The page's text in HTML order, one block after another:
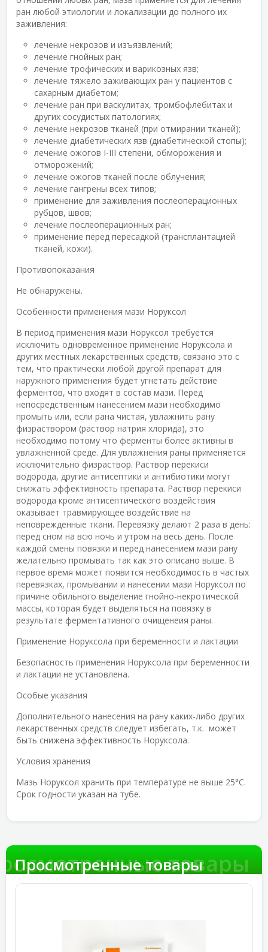
ран любой этиологии и локализации до полного их
заживления:
лечение некрозов и изъязвлений;
лечение гнойных ран;
лечение трофических и варикозных язв;
лечение тяжело заживающих ран у пациентов с
сахарным диабетом;
лечение ран при васкулитах, тромбофлебитах и
других сосудистых патологиях;
лечение некрозов тканей (при отмирании тканей);
лечение диабетических язв (диабетической стопы);
лечение ожогов І-ІІІ степени, обморожения и
отморожений;
лечение ожогов тканей после облучения;
лечение гангрены всех типов;
применение для заживления послеоперационных
рубцов, швов;
лечение послеоперационных ран;
применение перед пересадкой (трансплантацией
тканей, кожи).
Противопоказания
Не обнаружены.
Особенности применения мази Норуксол
В период применения мази Норуксол требуется
исключить одновременное применение Норуксола и
других местных лекарственных средств, связано это с
тем, что практически любой другой препарат для
наружного применения будет угнетать действие
ферментов, что входят в состав мази. Перед
непосредственным нанесением мази необходимо
промыть или, если рана чистая, увлажнить рану
физраствором (раствор натрия хлорида), это
необходимо потому что ферменты более активны в
увлажненной среде. Для увлажнения раны применяется
исключительно физраствор. Раствор перекиси
водорода, другие антисептики и антибиотики могут
снижать эффективность препарата. Раствор перекиси
водорода кроме антисептического воздействия
оказывает травмирующее воздействие на
неповрежденные ткани. Перевязку делают 2 раза в день:
перед сном на всю ночь и утром на весь день. После
каждой смены повязки и перед нанесением мази рану
желательно промывать так как это описано выше. В
первое время может появится необходимость в частых
перевязках, промывании и нанесении мази Норуксол по
причине обильного выделение гнойно-некротической
массы, которая будет выделяться на повязку в
результате ферментативного очищенеия раны.
Применение Норуксола при беременности и лактации
Безопасность применения Норуксола при беременности
и лактации не установлена.
Особые указания
Дополнительного нанесения на рану каких-либо других
лекарственных средств следует избегать, т.к. может
быть снижена эффективность Норуксола.
Условия хранения
Мазь Норуксол хранить при температуре не выше 25°C.
Срок годности указан на тубе.
товары
Просмотренные товары